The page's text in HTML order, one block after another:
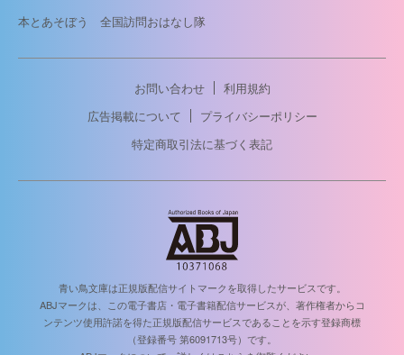
本とあそぼう 全国訪問おはなし隊
お問い合わせ
利用規約
広告掲載について
プライバシーポリシー
特定商取引法に基づく表記
青い鳥文庫は正規版配信サイトマークを取得したサービスです。
ABJマークは、この電子書店・電子書籍配信サービスが、著作権者からコ
ンテンツ使用許諾を得た正規版配信サービスであることを示す登録商標
（登録番号 第6091713号）です。